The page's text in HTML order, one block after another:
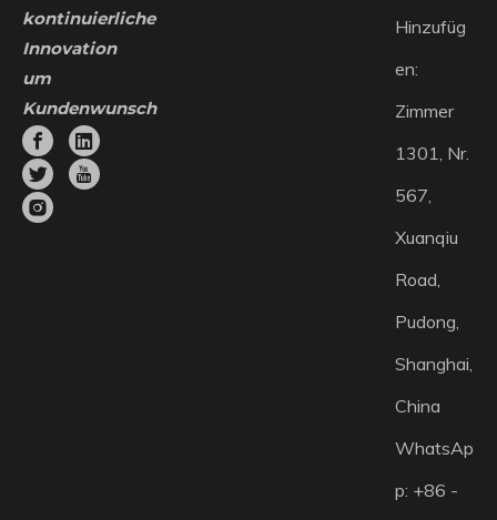
kontinuierliche
Innovation
um
Kundenwunsch
Hinzufüg
en:
Zimmer
1301, Nr.
567,
Xuanqiu
Road,
Pudong,
Shanghai,
China
WhatsAp
p: +86 -